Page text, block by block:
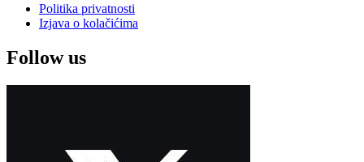
Politika privatnosti
Izjava o kolačićima
Follow us